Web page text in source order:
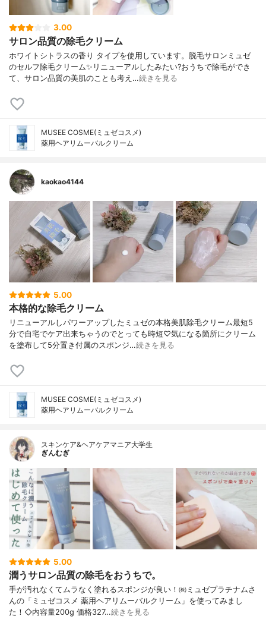
3.00
サロン品質の除毛クリーム
ホワイトシトラスの香り タイプを使用しています。脱毛サロンミュゼ
のセルフ除毛クリーム✨リニューアルしたみたい?おうちで除毛ができ
て、サロン品質の美肌のことも考え…続きを見る
MUSEE COSME(ミュゼコスメ)
薬用ヘアリムーバルクリーム
kaokao4144
5.00
本格的な除毛クリーム
リニューアルしパワーアップしたミュゼの本格美肌除毛クリーム最短5
分で自宅でケア出来ちゃうのでとっても時短♡気になる箇所にクリーム
を塗布して5分置き付属のスポンジ…続きを見る
MUSEE COSME(ミュゼコスメ)
薬用ヘアリムーバルクリーム
スキンケア&ヘアケアマニア大学生
ぎんむぎ
5.00
潤うサロン品質の除毛をおうちで。
手が汚れなくてムラなく塗れるスポンジが良い！㈱ミュゼプラチナムさ
んの「ミュゼコスメ 薬用ヘアリムーバルクリーム」を使ってみまし
た！◇内容量200g 価格327…続きを見る